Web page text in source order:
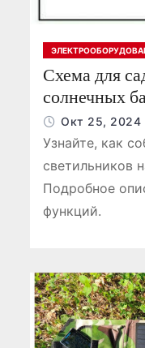
Схема для
солнечных
Окт 25, 2024
Узнайте, как
светильников
Подробное
функций.